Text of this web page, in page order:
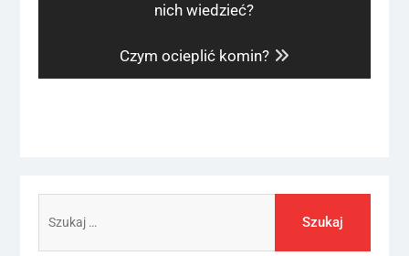
nich wiedzieć?
Next
post:
Czym ocieplić komin?